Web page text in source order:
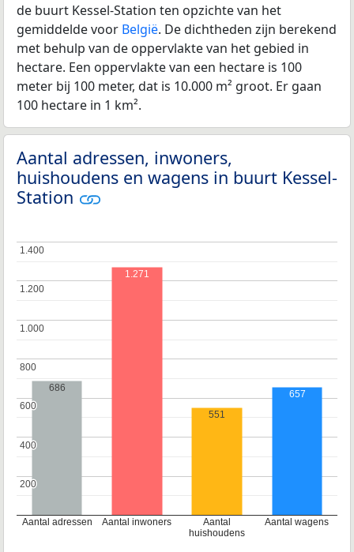
de buurt Kessel-Station ten opzichte van het
gemiddelde voor België. De dichtheden zijn berekend
met behulp van de oppervlakte van het gebied in
hectare. Een oppervlakte van een hectare is 100
meter bij 100 meter, dat is 10.000 m² groot. Er gaan
100 hectare in 1 km².
Aantal adressen, inwoners,
huishoudens en wagens in buurt Kessel-
Station
Aantal adressen Aantal inwoners
Aantal
huishoudens
Aantal wagens
200
200
400
400
600
600
800
800
1.000
1.000
1.200
1.200
1.400
1.400
686
1.271
551
657